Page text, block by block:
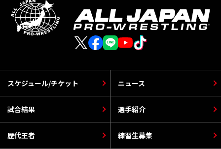
スケジュール/チケット
選手紹介
ニュース
歴代王者
試合結果
練習生募集